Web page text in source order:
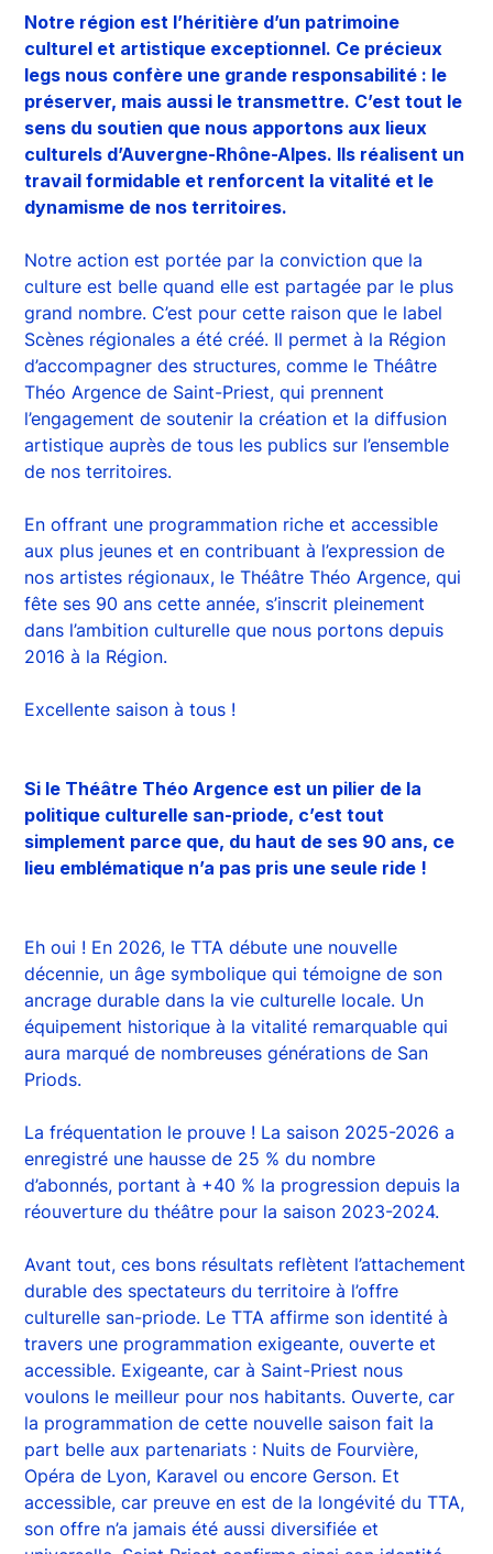
Notre région est l’héritière d’un patrimoine
culturel et artistique exceptionnel. Ce précieux
legs nous confère une grande responsabilité : le
préserver, mais aussi le transmettre. C’est tout le
sens du soutien que nous apportons aux lieux
culturels d’Auvergne-Rhône-Alpes. Ils réalisent un
travail formidable et renforcent la vitalité et le
dynamisme de nos territoires.
Notre action est portée par la conviction que la
culture est belle quand elle est partagée par le plus
grand nombre. C’est pour cette raison que le label
Scènes régionales a été créé. Il permet à la Région
d’accompagner des structures, comme le Théâtre
Théo Argence de Saint-Priest, qui prennent
l’engagement de soutenir la création et la diffusion
artistique auprès de tous les publics sur l’ensemble
de nos territoires.
En offrant une programmation riche et accessible
aux plus jeunes et en contribuant à l’expression de
nos artistes régionaux, le Théâtre Théo Argence, qui
fête ses 90 ans cette année, s’inscrit pleinement
dans l’ambition culturelle que nous portons depuis
2016 à la Région.
Excellente saison à tous !
Si le Théâtre Théo Argence est un pilier de la
politique culturelle san-priode, c’est tout
simplement parce que, du haut de ses 90 ans, ce
lieu emblématique n’a pas pris une seule ride !
Eh oui ! En 2026, le TTA débute une nouvelle
décennie, un âge symbolique qui témoigne de son
ancrage durable dans la vie culturelle locale. Un
équipement historique à la vitalité remarquable qui
aura marqué de nombreuses générations de San
Priods.
La fréquentation le prouve ! La saison 2025-2026 a
enregistré une hausse de 25 % du nombre
d’abonnés, portant à +40 % la progression depuis la
réouverture du théâtre pour la saison 2023-2024.
Avant tout, ces bons résultats reflètent l’attachement
durable des spectateurs du territoire à l’offre
culturelle san-priode. Le TTA affirme son identité à
travers une programmation exigeante, ouverte et
accessible. Exigeante, car à Saint-Priest nous
voulons le meilleur pour nos habitants. Ouverte, car
la programmation de cette nouvelle saison fait la
part belle aux partenariats : Nuits de Fourvière,
Opéra de Lyon, Karavel ou encore Gerson. Et
accessible, car preuve en est de la longévité du TTA,
son offre n’a jamais été aussi diversifiée et